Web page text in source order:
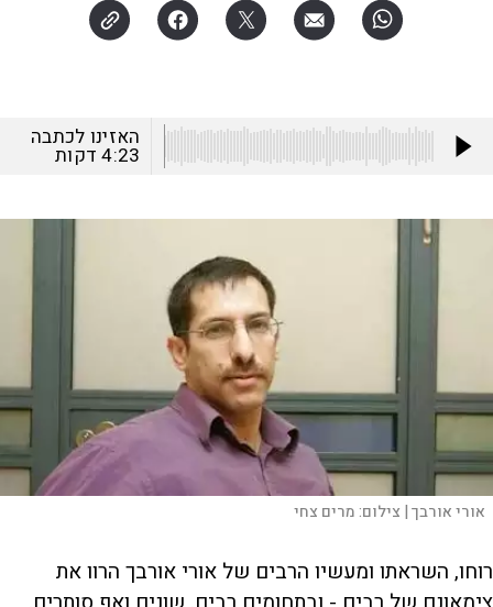
האזינו לכתבה
4:23דקות
אורי אורבך | צילום:מרים צחי
רוחו, השראתו ומעשיו הרבים של אורי אורבך הרוו את